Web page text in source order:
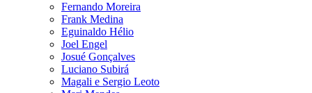
Fernando Moreira
Frank Medina
Eguinaldo Hélio
Joel Engel
Josué Gonçalves
Luciano Subirá
Magali e Sergio Leoto